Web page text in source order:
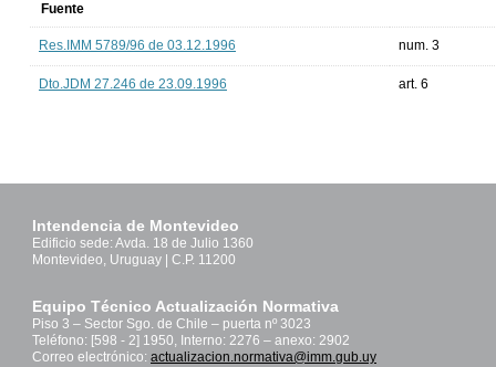
Fuente
Res.IMM 5789/96 de 03.12.1996 num. 3
Dto.JDM 27.246 de 23.09.1996 art. 6
Intendencia de Montevideo
Edificio sede: Avda. 18 de Julio 1360
Montevideo, Uruguay | C.P. 11200
Equipo Técnico Actualización Normativa
Piso 3 – Sector Sgo. de Chile – puerta nº 3023
Teléfono: [598 - 2] 1950, Interno: 2276 – anexo: 2902
Correo electrónico: actualizacion.normativa@imm.gub.uy